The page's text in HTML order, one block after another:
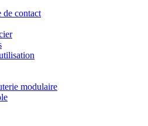
de contact
modulaire